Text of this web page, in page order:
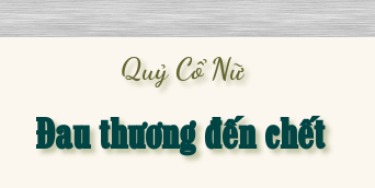
Quỷ Cổ Nữ
Đau thương đến chết